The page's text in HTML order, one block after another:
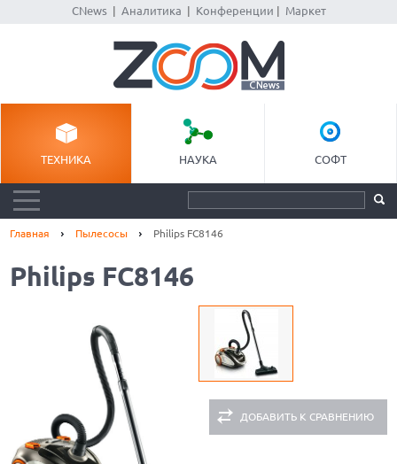
CNews| Аналитика Конференции Маркет
ТЕХНИКА НАУКА СОФТ
Главная Пылесосы Philips FC8146
Philips FC8146
ДОБАВИТЬ К СРАВНЕНИЮ